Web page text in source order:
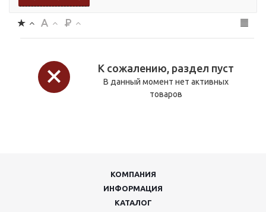
К сожалению, раздел пуст
В данный момент нет активных
товаров
КОМПАНИЯ
ИНФОРМАЦИЯ
КАТАЛОГ